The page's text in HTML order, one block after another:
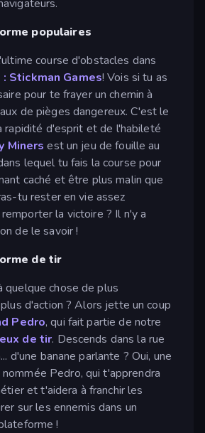
populaires
course d'obstacles dans
Stickman Games! Vois si tu as
pour te frayer un chemin à
de pièges dangereux. C'est le
d'esprit et de l'habileté
Miners est un jeu de fouille au
lequel tu fais la course pour
caché et être plus malin que
tu rester en vie assez
la victoire ? Il n'y a
de le savoir !
de tir
quelque chose de plus
d'action ? Alors jette un coup
Pedro, qui fait partie de notre
de tir. Descends dans la rue
d'une banane parlante ? Oui, une
Pedro, qui t'apprendra
et t'aidera à franchir les
sur les ennemis dans un
!